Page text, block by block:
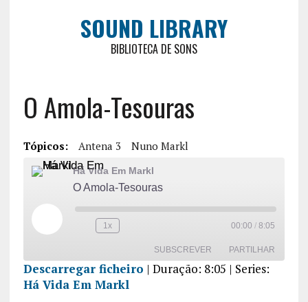
SOUND LIBRARY
BIBLIOTECA DE SONS
O Amola-Tesouras
Tópicos: Antena 3 Nuno Markl
Há Vida Em Markl
O Amola-Tesouras
1x 00:00 / 8:05
SUBSCREVER PARTILHAR
PARTILHA
Descarregar ficheiro | Duração: 8:05 | Series:
Há Vida Em Markl